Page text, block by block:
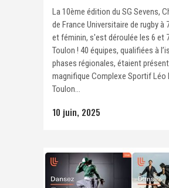
La 10ème édition du SG Sevens,
de France Universitaire de rugby à
et féminin, s'est déroulée les 6 et
Toulon ! 40 équipes, qualifiées à
phases régionales, étaient
magnifique Complexe Sportif Léo
Toulon...
10 juin, 2025